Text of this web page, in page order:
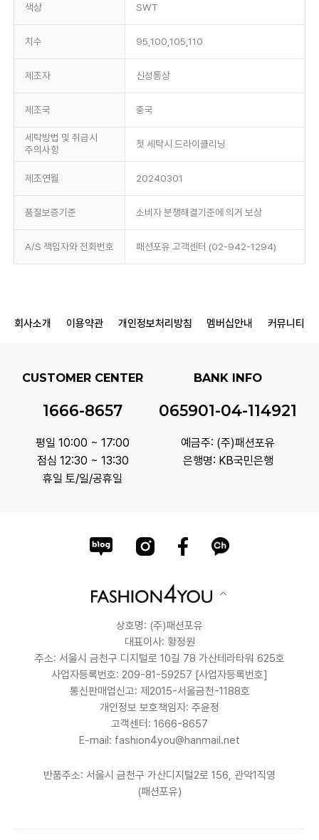
색상 SWT
치수 95,100,105,110
제조자 신성통상
제조국 중국
세탁방법 및 취급시
주의사항
첫 세탁시 드라이클리닝
제조연월 20240301
품질보증기준 소비자 분쟁해결기준에 의거 보상
A/S 책임자와 전화번호 패션포유 고객센터 (02-942-1294)
회사소개 이용약관 개인정보처리방침 멤버십안내 커뮤니티
CUSTOMER CENTER
1666-8657
평일 10:00 ~ 17:00
점심 12:30 ~ 13:30
휴일 토/일/공휴일
BANK INFO
065901-04-114921
예금주: (주)패션포유
은행명: KB국민은행
상호명: (주)패션포유
대표이사: 황정원
주소: 서울시 금천구 디지털로 10길 78 가산테라타워 625호
사업자등록번호: 209-81-59257 [사업자등록번호]
통신판매업신고: 제2015-서울금천-1188호
개인정보 보호책임자: 주윤정
고객센터: 1666-8657
E-mail: fashion4you@hanmail.net
반품주소: 서울시 금천구 가산디지털2로 156, 관악1직영
(패션포유)